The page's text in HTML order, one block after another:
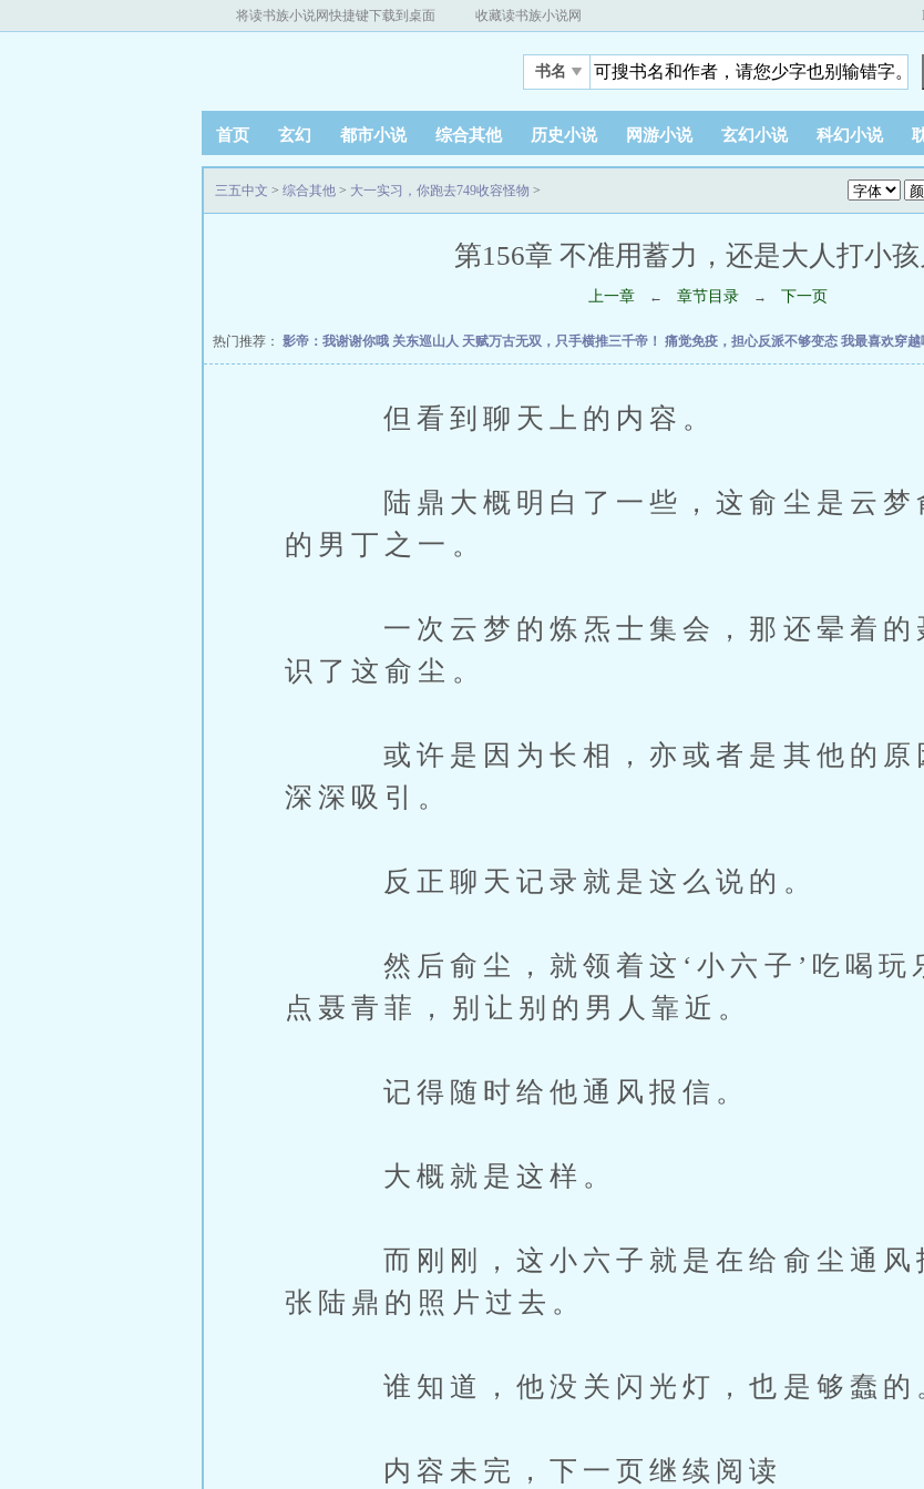
将读书族小说网快捷键下载到桌面 收藏读书族小说网
书名
首页 玄幻 都市小说 综合其他 历史小说 网游小说 玄幻小说 科幻小说
三五中文 > 综合其他 > 大一实习，你跑去749收容怪物 >
第156章 不准用蓄力，还是大人打小孩
上一章 ← 章节目录 → 下一页
热门推荐： 影帝：我谢谢你哦 关东巡山人 天赋万古无双，只手横推三千帝！ 痛觉免疫，担心反派不够变态 我最喜欢穿越
但看到聊天上的内容。
陆鼎大概明白了一些，这俞尘是云梦
的男丁之一。
一次云梦的炼炁士集会，那还晕着的
识了这俞尘。
或许是因为长相，亦或者是其他的原
深深吸引。
反正聊天记录就是这么说的。
然后俞尘，就领着这‘小六子’吃喝玩
点聂青菲，别让别的男人靠近。
记得随时给他通风报信。
大概就是这样。
而刚刚，这小六子就是在给俞尘通风
张陆鼎的照片过去。
谁知道，他没关闪光灯，也是够蠢的
内容未完，下一页继续阅读